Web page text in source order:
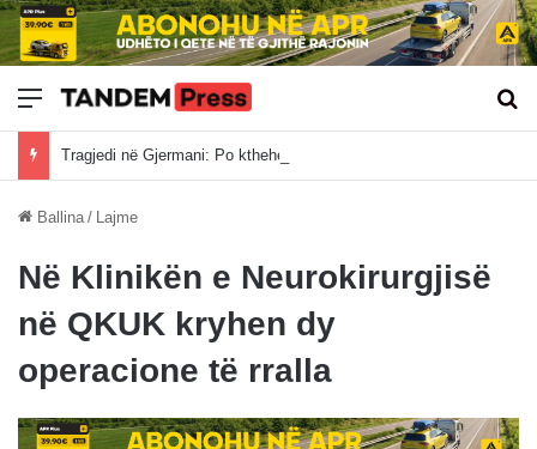
Meny
Ballina / Lajme
Në Klinikën e Neurokirurgjisë
në QKUK kryhen dy
operacione të rralla